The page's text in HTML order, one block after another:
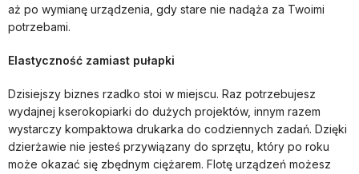
aż po wymianę urządzenia, gdy stare nie nadąża za Twoimi
potrzebami.
Elastyczność zamiast pułapki
Dzisiejszy biznes rzadko stoi w miejscu. Raz potrzebujesz
wydajnej kserokopiarki do dużych projektów, innym razem
wystarczy kompaktowa drukarka do codziennych zadań. Dzięki
dzierżawie nie jesteś przywiązany do sprzętu, który po roku
może okazać się zbędnym ciężarem. Flotę urządzeń możesz